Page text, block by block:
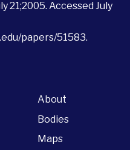
21;2005. Accessed July
papers/51583.
About
Bodies
Maps